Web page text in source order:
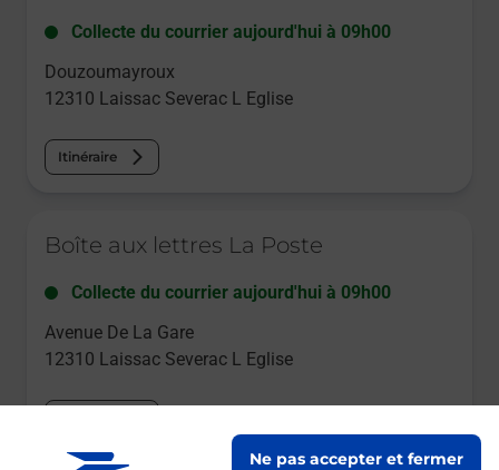
Ne pas accepter et fermer
Collecte du courrier aujourd'hui à 09h00
Douzoumayroux
12310 Laissac Severac L Eglise
Itinéraire
Boîte aux lettres La Poste
Collecte du courrier aujourd'hui à 09h00
Avenue De La Gare
12310 Laissac Severac L Eglise